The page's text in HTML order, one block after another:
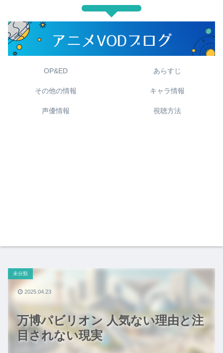
OP&ED あらすじ
その他の情報 キャラ情報
声優情報 視聴方法
万博パビリオン 人気ない理由と注
目されない現実
未分類
2025.04.23